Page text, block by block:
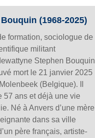
(1968-2025)
formation, sociologue de
militant
Stephen Bouquin
mort le 21 janvier 2025
(Belgique). Il
57 ans et déjà une vie
Né à Anvers d’une mère
dans sa ville
père français, artiste-